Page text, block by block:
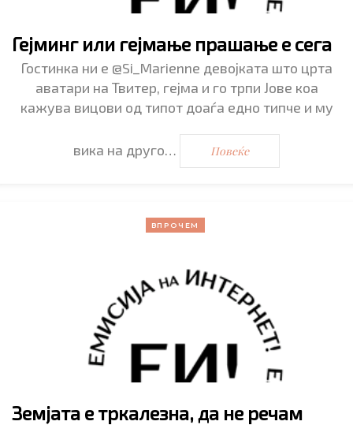
Гејминг или гејмање прашање е сега
Гостинка ни е @Si_Marienne девојката што црта
аватари на Твитер, гејма и го трпи Јове коа
кажува вицови од типот доаѓа едно типче и му
вика на друго… Повеќе
ВПРОЧЕМ
Земјата е тркалезна, да не речам